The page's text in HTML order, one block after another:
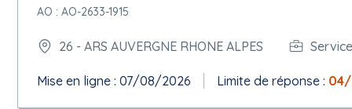
AO : AO-2633-1915
26 - ARS AUVERGNE RHONE ALPES
Mise en ligne : 07/08/2026 Limite de réponse :